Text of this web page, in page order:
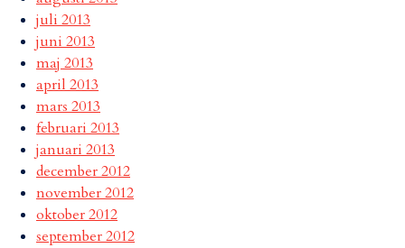
juli 2013
juni 2013
maj 2013
april 2013
mars 2013
februari 2013
januari 2013
december 2012
november 2012
oktober 2012
september 2012